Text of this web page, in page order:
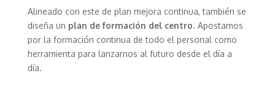
Alineado con este de plan mejora continua, también se
diseña un plan de formación del centro. Apostamos
por la formación continua de todo el personal como
herramienta para lanzarnos al futuro desde el día a
día.